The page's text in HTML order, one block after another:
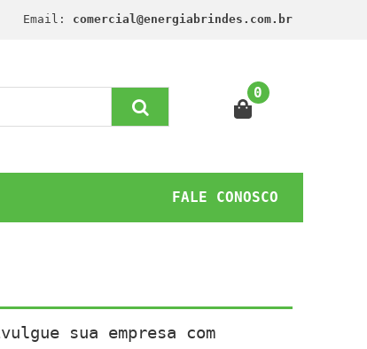
Email: comercial@energiabrindes.com.br
0
FALE CONOSCO
sua empresa com